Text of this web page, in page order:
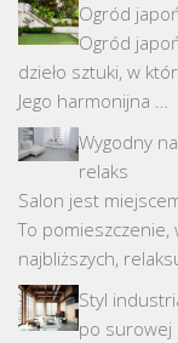
Ogród
Ogród
dzieło sztuki, w
Jego harmonijna …
Wygodny
relaks
Salon jest
To pomieszczenie,
najbliższych,
Styl
po surowej